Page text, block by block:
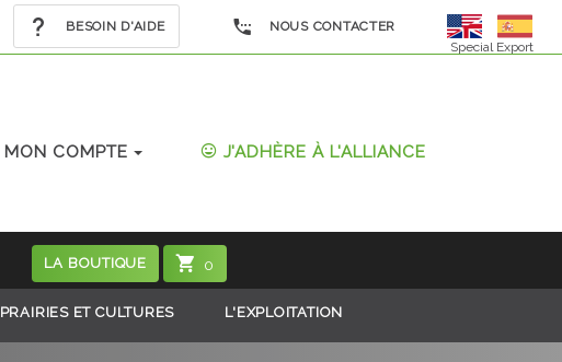
BESOIN D'AIDE
NOUS CONTACTER
Special Export
MON COMPTE J'ADHÈRE À L'ALLIANCE
LA BOUTIQUE 0
PRAIRIES ET CULTURES L'EXPLOITATION